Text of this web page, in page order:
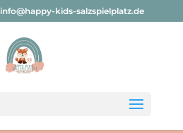
info@happy-kids-salzspielplatz.de